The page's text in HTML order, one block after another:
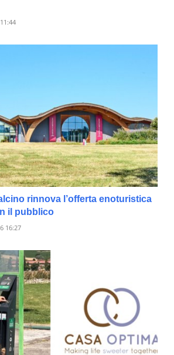
rinnova l’offerta enoturistica
il pubblico
16:27